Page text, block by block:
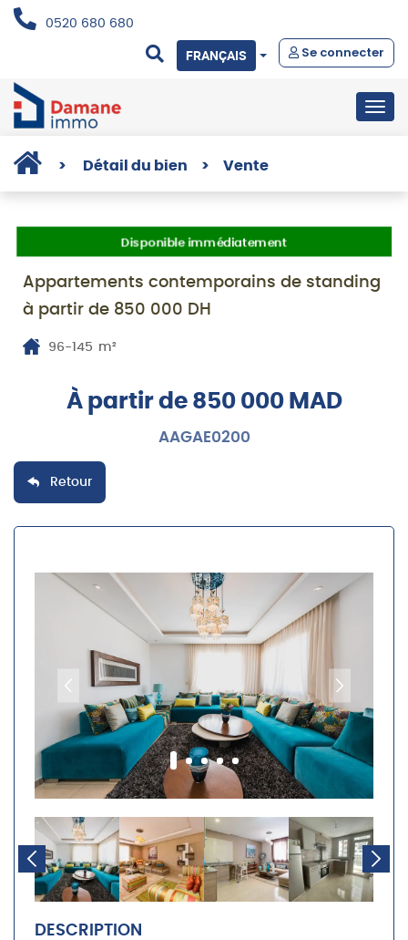
0520 680 680
Se connecter
FRANÇAIS
> Détail du bien > Vente
Disponible immédiatement
Appartements contemporains de standing
à partir de 850 000 DH
96-145 m²
À partir de 850 000 MAD
AAGAE0200
Retour
DESCRIPTION